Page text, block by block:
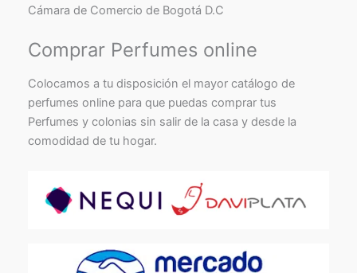
Cámara de Comercio de Bogotá D.C
Comprar Perfumes online
Colocamos a tu disposición el mayor catálogo de
perfumes online para que puedas comprar tus
Perfumes y colonias sin salir de la casa y desde la
comodidad de tu hogar.